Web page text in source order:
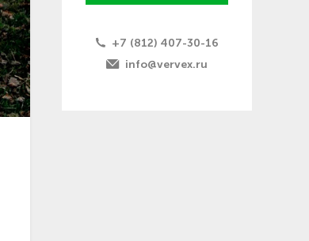
+7 (812) 407-30-16
info@vervex.ru